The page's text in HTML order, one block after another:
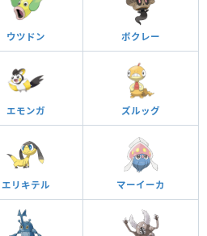
ウツドン ボクレー
エモンガ ズルッグ
エリキテル マーイーカ